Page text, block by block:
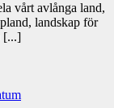
vårt avlånga land,
landskap för
[...]